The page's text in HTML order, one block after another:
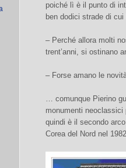
poiché lì è il punto di
ben dodici strade di
– Perché allora molti
trent’anni, si ostinano
– Forse amano le
… comunque Pierino
monumenti neoclassici
quindi è il secondo
Corea del Nord nel